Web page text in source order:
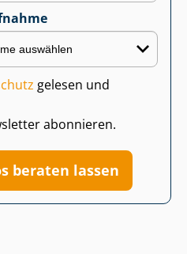
gelesen und
abonnieren.
beraten lassen